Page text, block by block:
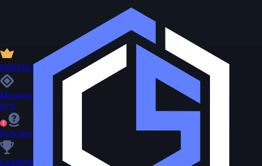
PREMIUM
Missionen
0/5
Pick'em
Leaderboard